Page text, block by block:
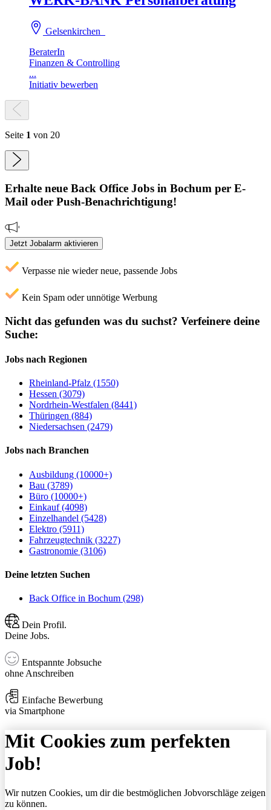
Gelsenkirchen
BeraterIn
Finanzen & Controlling
...
Initiativ bewerben
Seite 1 von 20
Erhalte neue Back Office Jobs in Bochum per E-
Mail oder Push-Benachrichtigung!
Jetzt Jobalarm aktivieren
Verpasse nie wieder neue, passende Jobs
Kein Spam oder unnötige Werbung
Nicht das gefunden was du suchst? Verfeinere deine
Suche:
Jobs nach Regionen
Rheinland-Pfalz (1550)
Hessen (3079)
Nordrhein-Westfalen (8441)
Thüringen (884)
Niedersachsen (2479)
Jobs nach Branchen
Ausbildung (10000+)
Bau (3789)
Büro (10000+)
Einkauf (4098)
Einzelhandel (5428)
Elektro (5911)
Fahrzeugtechnik (3227)
Gastronomie (3106)
Deine letzten Suchen
Back Office in Bochum (298)
Dein Profil.
Deine Jobs.
Entspannte Jobsuche
ohne Anschreiben
Einfache Bewerbung
via Smartphone
Mit Cookies zum perfekten
Job!
Wir nutzen Cookies, um dir die bestmöglichen Jobvorschläge zeigen
zu können.